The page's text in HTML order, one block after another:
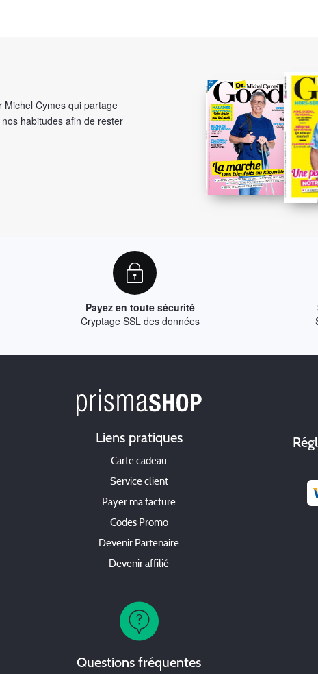
Cymes qui partage
habitudes afin de rester
Payez en toute sécurité
Cryptage SSL des données
Liens pratiques
Carte cadeau
Service client
Payer ma facture
Codes Promo
Devenir Partenaire
Devenir affilié
Questions fréquentes